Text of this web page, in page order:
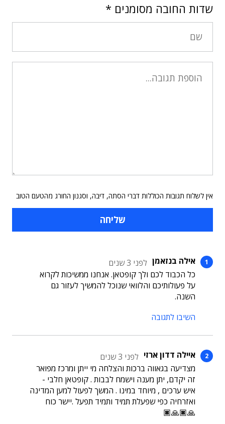
שדות החובה מסומנים *
אין לשלוח תגובות הכוללות דברי הסתה, דיבה, וסגנון החורג מהטעם הטוב
אילה בנזאמן לפני 3 שנים
כל הכבוד לכם ולך קופטאן. אנחנו ממשיכות לקרוא
על פעולותיכם והלוואי שנוכל להמשיך לעזור גם
השנה.
השיבו לתגובה
איילה דדון ארזי לפני 3 שנים
מצדיעה בגאווה ברכות והצלחה מי ייתן ומרכז מפואר
זה יקדם, יתן מענה וישמח לבבות . קופטאן חלבי -
איש ערכים , מיוחד במינו . המשך לפעול למען המדינה
ואזרחיה כפי שפעלת תמיד ותמיד תפעל .יישר כוח
🙏🏿🙏🏿